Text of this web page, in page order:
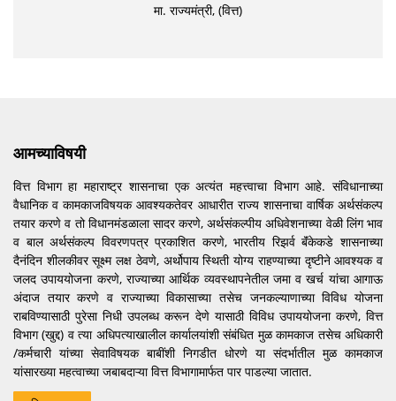
मा. राज्यमंत्री, (वित्त)
आमच्याविषयी
वित्त विभाग हा महाराष्ट्र शासनाचा एक अत्यंत महत्त्वाचा विभाग आहे. संविधानाच्या
वैधानिक व कामकाजविषयक आवश्यकतेवर आधारीत राज्य शासनाचा वार्षिक अर्थसंकल्प
तयार करणे व तो विधानमंडळाला सादर करणे, अर्थसंकल्पीय अधिवेशनाच्या वेळी लिंग भाव
व बाल अर्थसंकल्प विवरणपत्र प्रकाशित करणे, भारतीय रिझर्व बॅंकेकडे शासनाच्या
दैनंदिन शीलकीवर सूक्ष्म लक्ष ठेवणे, अर्थोपाय स्थिती योग्य राहण्याच्या दृष्टीने आवश्यक व
जलद उपाययोजना करणे, राज्याच्या आर्थिक व्यवस्थापनेतील जमा व खर्च यांचा आगाऊ
अंदाज तयार करणे व राज्याच्या विकासाच्या तसेच जनकल्याणाच्या विविध योजना
राबविण्यासाठी पुरेसा निधी उपलब्ध करून देणे यासाठी विविध उपाययोजना करणे, वित्त
विभाग (खुद्द) व त्या अधिपत्याखालील कार्यालयांशी संबंधित मुळ कामकाज तसेच अधिकारी
/कर्मचारी यांच्या सेवाविषयक बाबींशी निगडीत धोरणे या संदर्भातील मुळ कामकाज
यांसारख्या महत्वाच्या जबाबदाऱ्या वित्त विभागामार्फत पार पाडल्या जातात.